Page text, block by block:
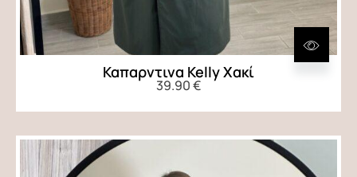
Καπαρντινα Kelly Χακί
39.90€